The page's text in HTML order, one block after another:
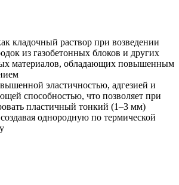
кладочный раствор при возведении
из газобетонных блоков и других
материалов, обладающих повышенным
эластичностью, адгезией и
способностью, что позволяет при
пластичный тонкий (1–3 мм)
однородную по термической